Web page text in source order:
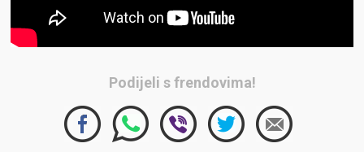
Podijeli s frendovima!